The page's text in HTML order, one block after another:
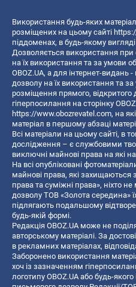
Використання будь-яких
розміщених на цьому сайті
піддоменах, в будь-якому
Дозволяється використання
на їх використання та за умови
OBOZ.UA, а для інтернет-видань
дозволу на їх використання та
розміщення прямого,
гіперпосилання на сторінку
https://www.obozrevatel.com, на
матеріал в першому абзаці
Всі матеріали на цьому сайті, в
дослідження – є службовими
виключні майнові права на які
На всі опубліковані
майнові права, які захищаються
права та суміжні права», ніхто
дозволу ТОВ «Золота середина»
підлягають подальшому
будь-якій формі.
Редакція OBOZ.UA може не
авторському матеріалі. За
в рекламних матеріалах,
Заборонено використання
хоч із зазначенням
логотипу OBOZ.UA або будь-